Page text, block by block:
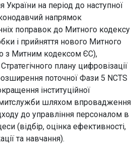
України на період до наступної
напрямок
поправок до Митного кодексу
і прийняття нового Митного
з Митним кодексом ЄС),
плану цифровізації
поточної Фази 5 NCTS
інституційної
шляхом впровадження
до управління персоналом в
(відбір, оцінка ефективності,
та навчання).